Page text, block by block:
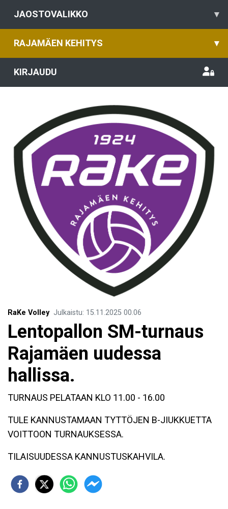
JAOSTOVALIKKO ▾
RAJAMÄEN KEHITYS ▾
KIRJAUDU
RaKe Volley Julkaistu: 15.11.2025 00.06
Lentopallon SM-turnaus
Rajamäen uudessa
hallissa.
TURNAUS PELATAAN KLO 11.00 - 16.00
TULE KANNUSTAMAAN TYTTÖJEN B-JIUKKUETTA
VOITTOON TURNAUKSESSA.
TILAISUUDESSA KANNUSTUSKAHVILA.